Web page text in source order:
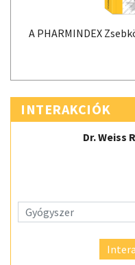
A PHARMINDEX
INTERAKCIÓK
Dr. Weiss